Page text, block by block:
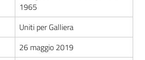
1965
Uniti per Galliera
26 maggio 2019